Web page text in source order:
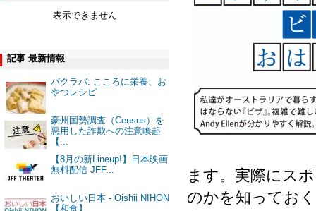
表示できません
記事 最新情報
バクラバ: こころに栄養、お
やつレシピ
豪州国勢調査（Census）を
悪用した詐欺への注意喚起
【...
【8月の新Lineup!】日本映画
無料配信 JFF...
おいしい日本 - Oishii NIHON
【和食】
ます。実際にス
のかを知ってお